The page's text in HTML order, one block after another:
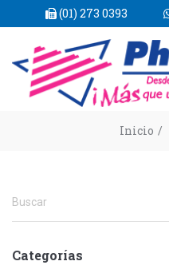
(01) 273 0393
Inicio /
Categorías